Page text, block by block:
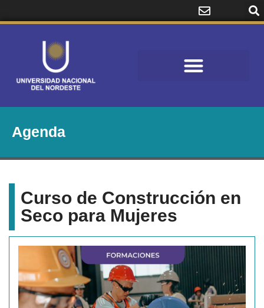
Agenda
Curso de Construcción en
Seco para Mujeres